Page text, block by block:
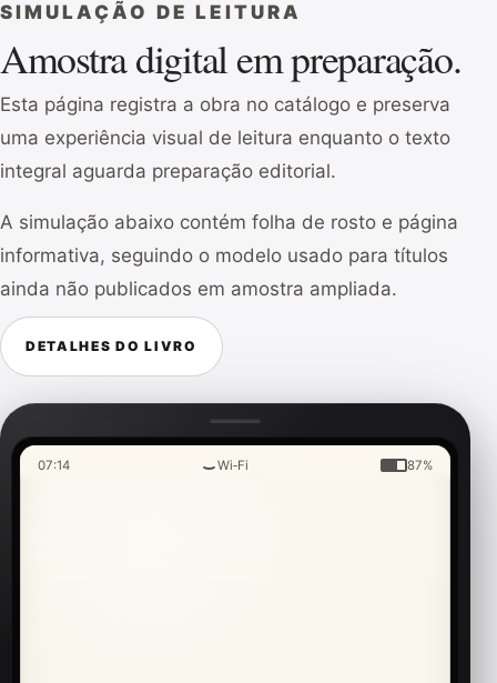
07:14 Wi‑Fi 87%
SIMULAÇÃO DE LEITURA
Amostra digital em preparação.
Esta página registra a obra no catálogo e preserva
uma experiência visual de leitura enquanto o texto
integral aguarda preparação editorial.
A simulação abaixo contém folha de rosto e página
informativa, seguindo o modelo usado para títulos
ainda não publicados em amostra ampliada.
DETALHES DO LIVRO